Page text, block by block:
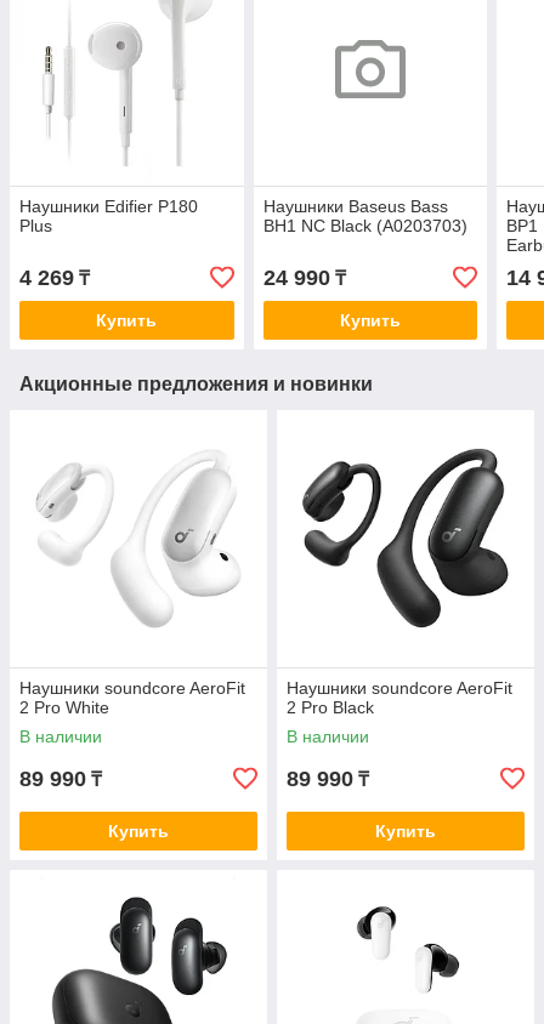
Наушники Edifier P180
Plus
4 269 ₸
Купить
Наушники Baseus Bass
BH1 NC Black (A0203703)
24 990₸
Купить
BP1
14
Акционные предложения и новинки
Наушники soundcore AeroFit
2 Pro White
В наличии
89 990 ₸
Купить
Наушники soundcore AeroFit
2 Pro Black
В наличии
89 990 ₸
Купить